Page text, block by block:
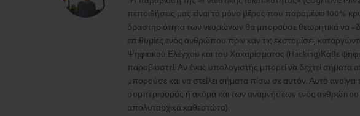
πεποιθήσεις μας είναι το μόνο μέρος που παραμένει 100%
δραστηριότητα των νευρώνων θα μπορούσε θεωρητικά να
επιθυμίες ενός ανθρώπου πριν καν τις εκστομίσει,
Ψηφιακού Ελέγχου και του Χακαρίσματος (Hacking)Κάθε
παραβιαστεί. Αν ένας υπολογιστής μπορεί να δεχτεί σήματα
μπορούσε και να στείλει σήματα πίσω σε αυτόν. Αυτό
συμπεριφοράς ή ακόμα και των αναμνήσεων ενός ανθρώπου
απολυταρχικά καθεστώτα).